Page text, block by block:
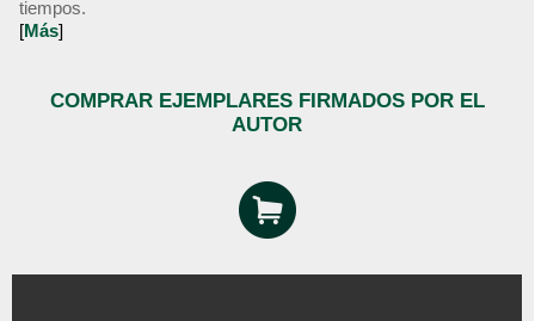
tiempos.
[Más]
COMPRAR EJEMPLARES FIRMADOS POR EL
AUTOR